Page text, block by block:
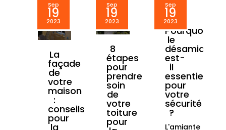
Sep
19
2023
La
façade
de
votre
maison
:
conseils
pour
la
Sep
19
2023
8
étapes
pour
prendre
soin
de
votre
toiture
pour
Sep
19
2023
Pourquoi
le
est-
il
essentiel
pour
votre
sécurité
?
L'amiante